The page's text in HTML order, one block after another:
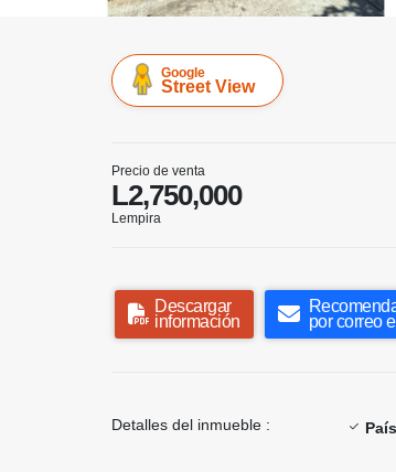
Google
Street View
Precio de venta
L2,750,000
Lempira
Descargar
información
por correo
Detalles del inmueble :